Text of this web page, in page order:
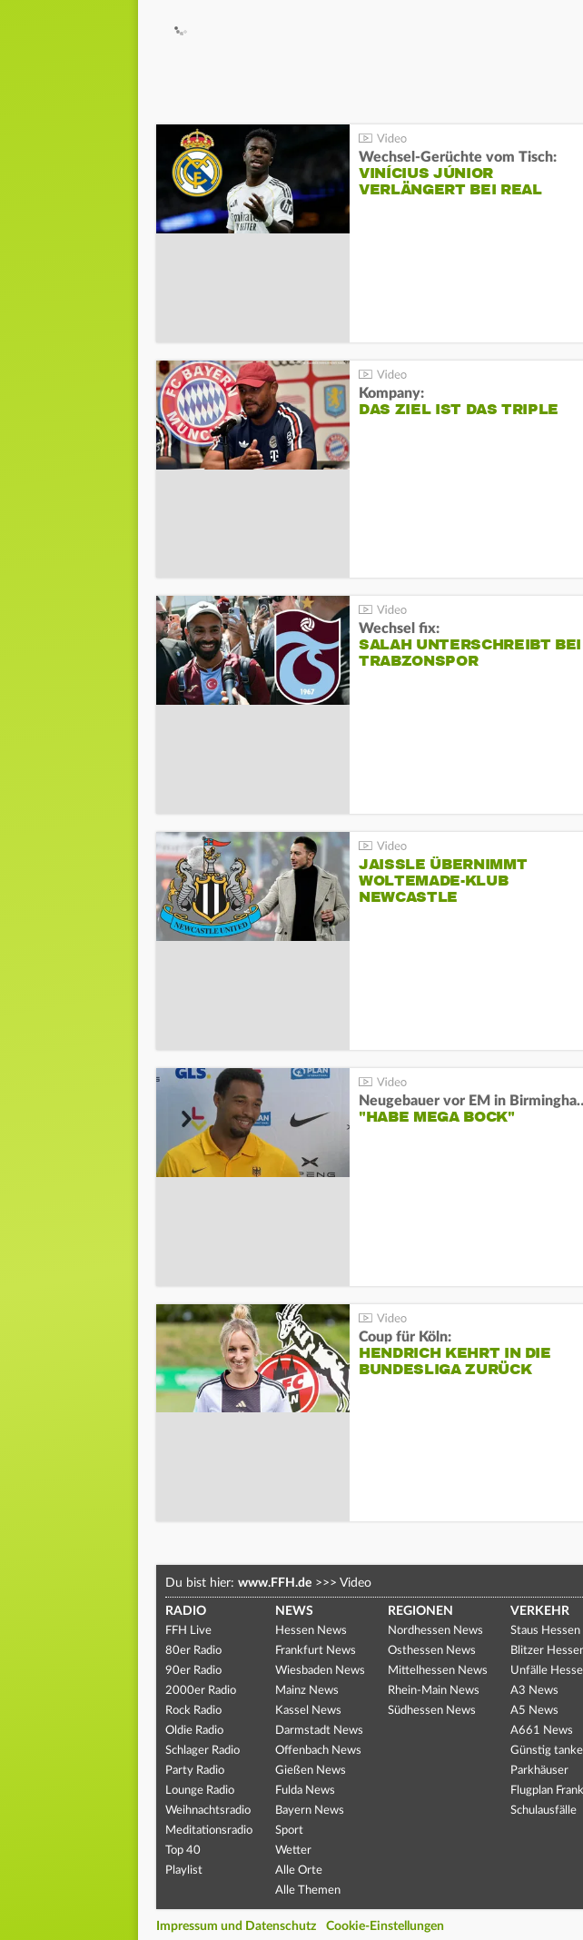
Wechsel-Gerüchte vom Tisch:
VINÍCIUS JÚNIOR
VERLÄNGERT BEI REAL
Kompany:
DAS ZIEL IST DAS TRIPLE
Wechsel fix:
SALAH UNTERSCHREIBT BEI
TRABZONSPOR
JAISSLE ÜBERNIMMT
WOLTEMADE-KLUB
NEWCASTLE
Neugebauer
"HABE MEGA BOCK"
Coup für Köln:
HENDRICH KEHRT IN DIE
BUNDESLIGA ZURÜCK
Du bist hier: www.FFH.de >>> Video
RADIO
FFH Live
80er Radio
90er Radio
2000er Radio
Rock Radio
Oldie Radio
Schlager Radio
Party Radio
Lounge Radio
Weihnachtsradio
Meditationsradio
Top 40
Playlist
NEWS
Hessen News
Frankfurt News
Wiesbaden News
Mainz News
Kassel News
Darmstadt News
Offenbach News
Gießen News
Fulda News
Bayern News
Sport
Wetter
Alle Orte
Alle Themen
REGIONEN
Nordhessen News
Osthessen News
Mittelhessen News
Rhein-Main News
Südhessen News
VERKEHR
Staus Hessen
Blitzer
Unfälle
A3 News
A5 News
A661 News
Günstig
Parkhäuser
Flugplan
Schulausfälle
Impressum und Datenschutz Cookie-Einstellungen